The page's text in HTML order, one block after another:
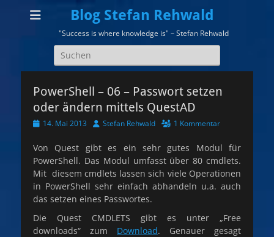
Blog Stefan Rehwald
"Success is where knowledge is" – Stefan Rehwald
Suchen
nach:
PowerShell – 06 – Passwort setzen
oder ändern mittels QuestAD
Veröffentlicht
14. Mai 2013 AutorStefan Rehwald 1 Kommentar
Von Quest gibt es ein sehr gutes Modul für
PowerShell. Das Modul umfasst über 80 cmdlets.
Mit diesem cmdlets lassen sich viele Operationen
in PowerShell sehr einfach abhandeln u.a. auch
das setzen eines Passwortes.
Die Quest CMDLETS gibt es unter „Free
downloads“ zum Download. Genauer gesagt